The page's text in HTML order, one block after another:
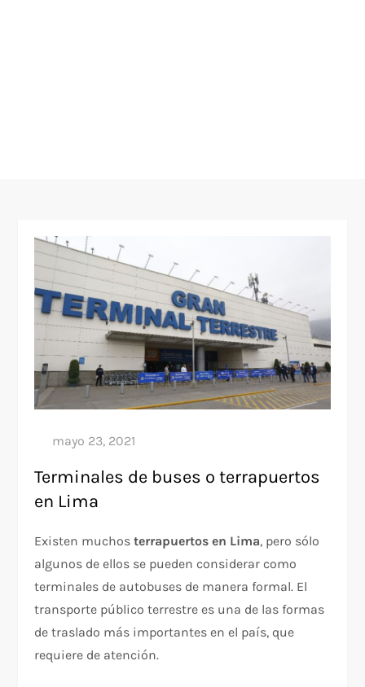
Terminales de buses o terrapuertos
en Lima
Existen muchosterrapuertos en Lima, pero sólo
algunos de ellos se pueden considerar como
terminales de autobuses de manera formal. El
transporte público terrestre es una de las formas
de traslado más importantes en el país, que
requiere de atención.